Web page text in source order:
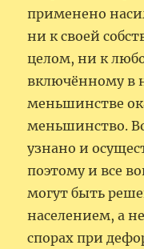
применено
ни к своей
целом, ни к
включённому в
меньшинстве
меньшинство.
узнано и
поэтому и все
могут быть
населением, а
спорах при